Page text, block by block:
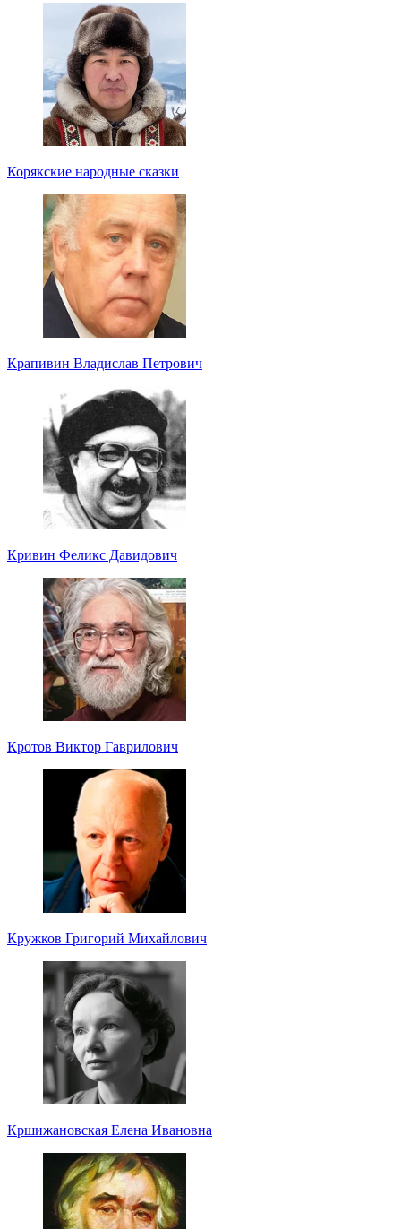
Корякские народные сказки
Крапивин Владислав Петрович
Кривин Феликс Давидович
Кротов Виктор Гаврилович
Кружков Григорий Михайлович
Кршижановская Елена Ивановна